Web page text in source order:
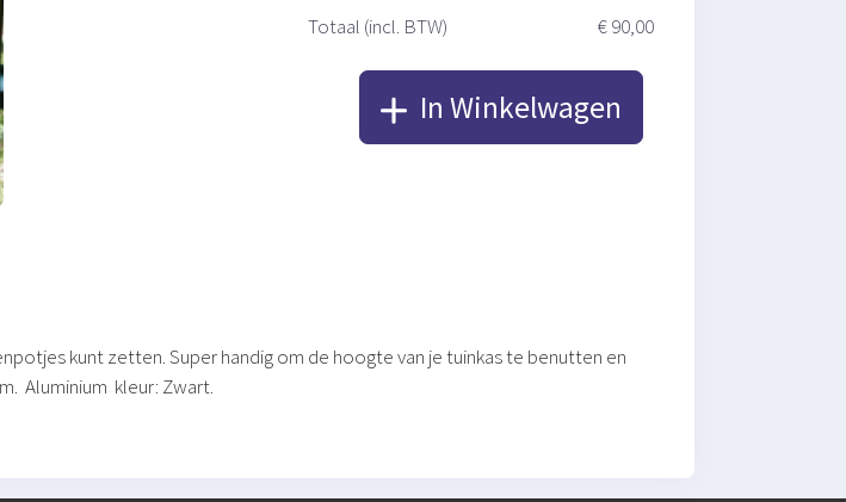
Totaal (incl. BTW) € 90,00
In Winkelwagen
kunt zetten. Super handig om de hoogte van je tuinkas te benutten en
Aluminium kleur: Zwart.